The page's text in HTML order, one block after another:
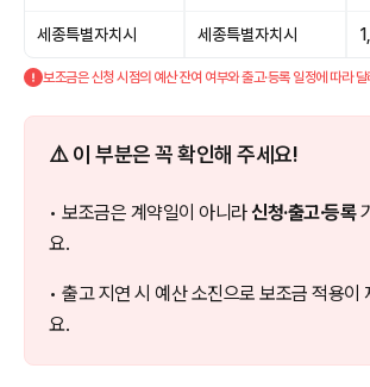
세종특별자치시 세종특별자치시
보조금은 신청 시점의 예산 잔여 여부와 출고·등록 일정에 따라
⚠️ 이 부분은 꼭 확인해 주세요!
• 보조금은 계약일이 아니라신청·출고·등록
요.
• 출고 지연 시 예산 소진으로 보조금 적용이
요.